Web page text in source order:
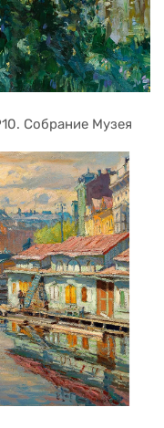
Собрание Музея